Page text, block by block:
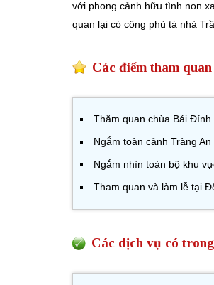
với phong cảnh hữu tình non
quan lại có công phù tá nhà
Các điểm tham
Thăm quan chùa Bái
Ngắm toàn cảnh Tràng
Ngắm nhìn toàn bộ khu
Tham quan và làm lễ tại
Các dịch vụ có